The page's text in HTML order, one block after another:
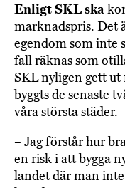
Enligt SKL ska
marknadspris. Det
egendom som inte
fall räknas som
SKL nyligen gett
byggts de senaste
våra största städer.
– Jag förstår hur
en risk i att bygga
landet där man